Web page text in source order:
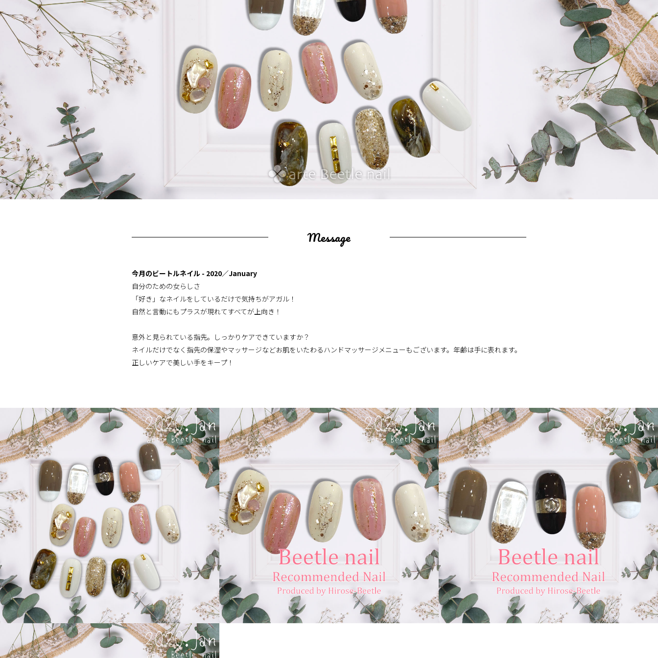
Message
今月のビートルネイル - 2020／January
自分のための女らしさ
「好き」なネイルをしているだけで気持ちがアガル！
自然と言動にもプラスが現れてすべてが上向き！
意外と見られている指先。しっかりケアできていますか？
ネイルだけでなく指先の保湿やマッサージなどお肌をいたわるハンドマッサージメニューもございます。年齢は手に表れます。
正しいケアで美しい手をキープ！